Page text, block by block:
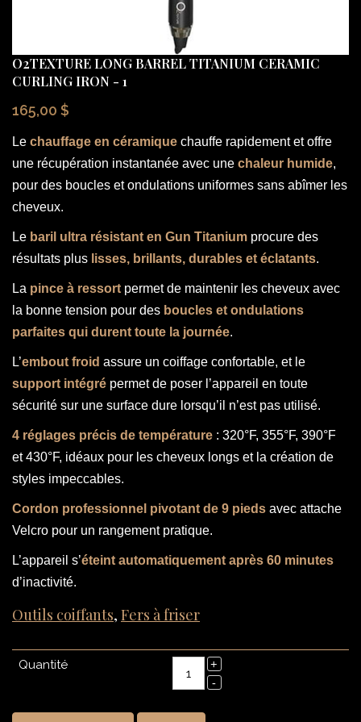
O2TEXTURE LONG BARREL TITANIUM CERAMIC
CURLING IRON - 1
165,00 $
Le chauffage en céramique chauffe rapidement et offre
une récupération instantanée avec une chaleur humide,
pour des boucles et ondulations uniformes sans abîmer les
cheveux.
Le baril ultra résistant en Gun Titanium procure des
résultats plus lisses, brillants, durables et éclatants.
La pince à ressort permet de maintenir les cheveux avec
la bonne tension pour des boucles et ondulations
parfaites qui durent toute la journée.
L’embout froid assure un coiffage confortable, et le
support intégré permet de poser l’appareil en toute
sécurité sur une surface dure lorsqu’il n’est pas utilisé.
4 réglages précis de température : 320°F, 355°F, 390°F
et 430°F, idéaux pour les cheveux longs et la création de
styles impeccables.
Cordon professionnel pivotant de 9 pieds avec attache
Velcro pour un rangement pratique.
L’appareil s’éteint automatiquement après 60 minutes
d’inactivité.
Outils coiffants, Fers à friser
Quantité